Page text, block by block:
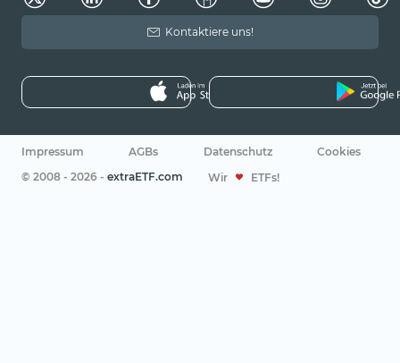
Kontaktiere uns!
Impressum AGBs Datenschutz
Cookies
© 2008 - 2026 - extraETF.com Wir ETFs!